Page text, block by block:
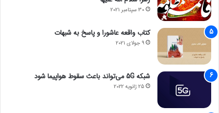
30 سپتامبر 2021
کتاب واقعه عاشورا و پاسخ به شبهات
9 جولای 2021
شبکه 5G می‌تواند باعث سقوط هواپیما شود
25 ژانویه 2022